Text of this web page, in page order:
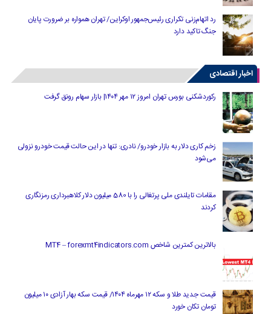
رد اتهام‌زنی تکراری رئیس‌جمهور اوکراین/ تهران همواره بر ضرورت پایان
جنگ تاکید دارد
اخبار اقتصادی
رکوردشکنی بورس تهران امروز ۱۲ مهر ۱۴۰۴| بازار سهام رونق گرفت
زخم کاری دلار به بازار خودرو/ نادری: تنها در این حالت قیمت خودرو نزولی
می‌شود
مقامات تایلندی ملی پرتغالی را با 580 میلیون دلار کلاهبرداری رمزنگاری
کردند
بالاترین کمترین شاخص MT4 – forexmt4indicators.com
قیمت جدید طلا و سکه ۱۲ مهرماه ۱۴۰۴/ قیمت سکه بهار آزادی ۱۰ میلیون
تومان تکان خورد